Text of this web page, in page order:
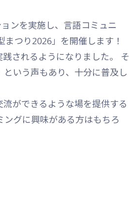
ンを実施し、言語コミュニ
つり2026」を開催します！
されるようになりました。 そ
いう声もあり、十分に普及し
ができるような場を提供する
グに興味がある方はもちろ